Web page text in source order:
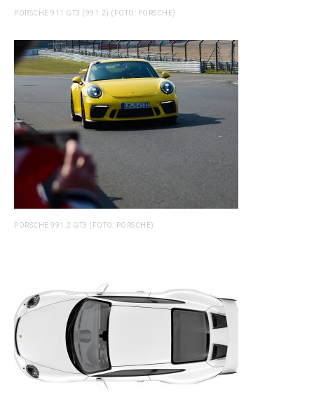
PORSCHE 911 GT3 (991.2) (FOTO: PORSCHE)
PORSCHE 991.2 GT3 (FOTO: PORSCHE)